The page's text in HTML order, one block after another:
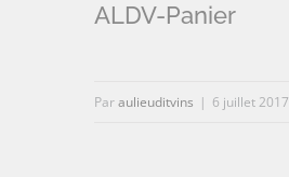
ALDV-Panier
Paraulieuditvins | 6 juillet 2017